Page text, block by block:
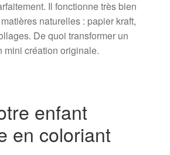
Il fonctionne très bien
naturelles : papier kraft,
De quoi transformer un
mini création originale.
enfant
en coloriant